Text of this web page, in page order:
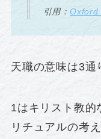
引用：Oxford
天職の意味は3通
1はキリスト教的
リチュアルの考